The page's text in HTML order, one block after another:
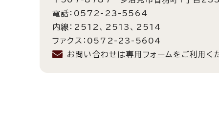
電話：0572-23-5564
内線：2512、2513、2514
ファクス：0572-23-5604
お問い合わせは専用フォームをご利用く